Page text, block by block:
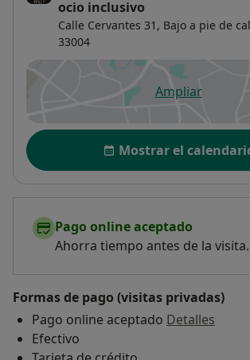
ocio inclusivo
Calle Cervantes 31, Bajo a pie de
33004
Ampliarse abre en
Disponibilidad
Mostrar el
Pago online aceptado
Ahorra tiempo antes de la visita.
Formas de pago (visitas privadas)
Pago online aceptado Detalles
Efectivo